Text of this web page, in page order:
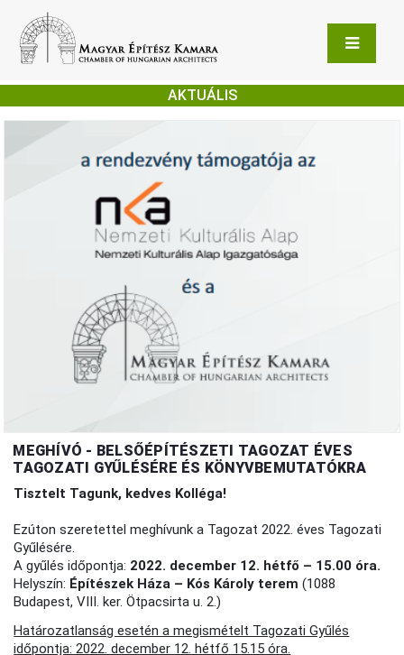
AKTUÁLIS
MEGHÍVÓ - BELSŐÉPÍTÉSZETI TAGOZAT ÉVES
TAGOZATI GYŰLÉSÉRE ÉS KÖNYVBEMUTATÓKRA
Tisztelt Tagunk, kedves Kolléga!
Ezúton szeretettel meghívunk a Tagozat 2022. éves Tagozati
Gyűlésére.
A gyűlés időpontja: 2022. december 12. hétfő – 15.00 óra.
Helyszín: Építészek Háza – Kós Károly terem (1088
Budapest, VIII. ker. Ötpacsirta u. 2.)
Határozatlanság esetén a megismételt Tagozati Gyűlés
időpontja: 2022. december 12. hétfő 15.15 óra.